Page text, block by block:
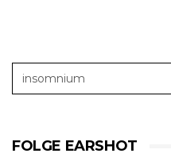
FOLGE EARSHOT